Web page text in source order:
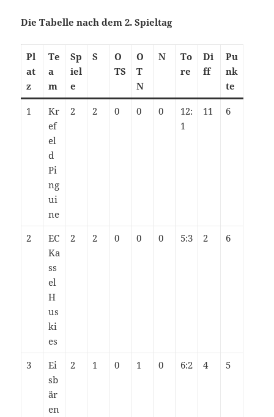
Die Tabelle nach dem 2. Spieltag
Pl
at
z
Te
a
m
Sp
iel
e
S
O
TS
O
T
N
N
To
re
Di
ff
Pu
nk
te
1
Kr
ef
el
d
Pi
ng
ui
ne
2 2 0 0 0
12:
1
11 6
2
EC
Ka
ss
el
H
us
ki
es
2 2 0 0 0 5:3 2 6
3
Ei
sb
är
en
2 1 0 1 0 6:2 4 5